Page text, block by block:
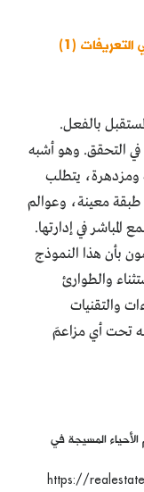
(1)
بالفعل.
التحقق. وهو أشبه
ومزدهرة، يتطلب
طبقة معينة، وعوالم
في إدارتها.
بأن هذا النموذج
والطوارئ
والتقنيات
تحت أي مزاعمَ
المسيجة في
https://